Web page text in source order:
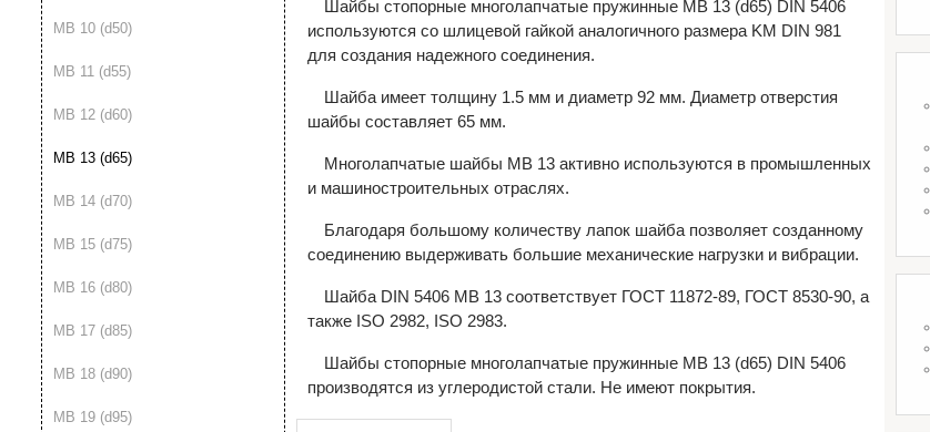
MB 10 (d50)
MB 11 (d55)
MB 12 (d60)
MB 13 (d65)
MB 14 (d70)
MB 15 (d75)
MB 16 (d80)
MB 17 (d85)
MB 18 (d90)
MB 19 (d95)
Шайбы стопорные многолапчатые пружинные MB 13 (d65) DIN 5406
используются со шлицевой гайкой аналогичного размера KM DIN 981
для создания надежного соединения.
Шайба имеет толщину 1.5 мм и диаметр 92 мм. Диаметр отверстия
шайбы составляет 65 мм.
Многолапчатые шайбы MB 13 активно используются в промышленных
и машиностроительных отраслях.
Благодаря большому количеству лапок шайба позволяет созданному
соединению выдерживать большие механические нагрузки и вибрации.
Шайба DIN 5406 MB 13 соответствует ГОСТ 11872-89, ГОСТ 8530-90, а
также ISO 2982, ISO 2983.
Шайбы стопорные многолапчатые пружинные MB 13 (d65) DIN 5406
производятся из углеродистой стали. Не имеют покрытия.